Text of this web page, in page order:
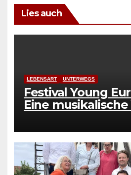
Lies auch
LEBENSART UNTERWEGS
Festival Young
Eine